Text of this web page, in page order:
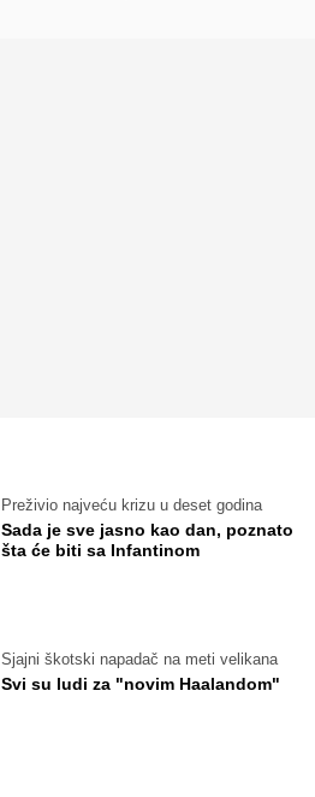
Preživio najveću krizu u deset godina
Sada je sve jasno kao dan, poznato
šta će biti sa Infantinom
Sjajni škotski napadač na meti velikana
Svi su ludi za "novim Haalandom"